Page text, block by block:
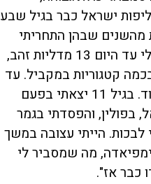
ישראל כבר בגיל שבע
מהשנים שבהן התחריתי
באליפות ישראל, וסך הכול יש לי עד היום 13 מדליות זהב,
קטגוריות במקביל. עד
היום כל זכייה מרגשת אותי מאוד. בגיל 11 יצאתי בפעם
בפולין, והפסדתי בגמר
הייתי עצובה במשך
מה שמסביר לי
כבר אז".